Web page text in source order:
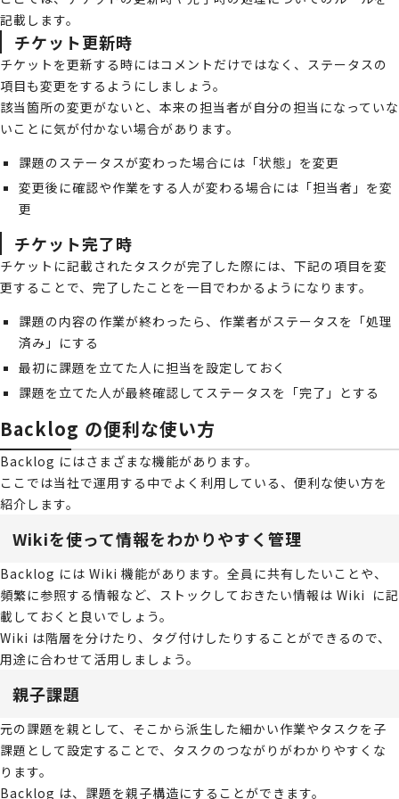
記載します。
チケット更新時
チケットを更新する時にはコメントだけではなく、ステータスの
項目も変更をするようにしましょう。
該当箇所の変更がないと、本来の担当者が自分の担当になっていな
いことに気が付かない場合があります。
課題のステータスが変わった場合には「状態」を変更
変更後に確認や作業をする人が変わる場合には「担当者」を変
更
チケット完了時
チケットに記載されたタスクが完了した際には、下記の項目を変
更することで、完了したことを一目でわかるようになります。
課題の内容の作業が終わったら、作業者がステータスを「処理
済み」にする
最初に課題を立てた人に担当を設定しておく
課題を立てた人が最終確認してステータスを「完了」とする
Backlog の便利な使い方
Backlog にはさまざまな機能があります。
ここでは当社で運用する中でよく利用している、便利な使い方を
紹介します。
Wikiを使って情報をわかりやすく管理
Backlog には Wiki 機能があります。全員に共有したいことや、
頻繁に参照する情報など、ストックしておきたい情報は Wiki に記
載しておくと良いでしょう。
Wiki は階層を分けたり、タグ付けしたりすることができるので、
用途に合わせて活用しましょう。
親子課題
元の課題を親として、そこから派生した細かい作業やタスクを子
課題として設定することで、タスクのつながりがわかりやすくな
ります。
Backlog は、課題を親子構造にすることができます。